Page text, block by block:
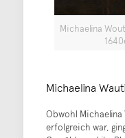
Michaelina
Michaelina
Obwohl
erfolgreich war,